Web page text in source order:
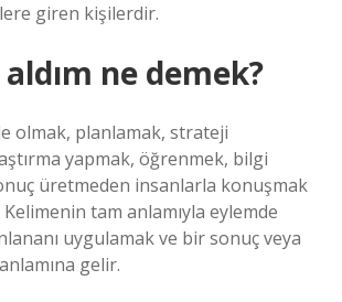
giren kişilerdir.
ne demek?
olmak, planlamak, strateji
yapmak, öğrenmek, bilgi
üretmeden insanlarla konuşmak
tam anlamıyla eylemde
uygulamak ve bir sonuç veya
gelir.